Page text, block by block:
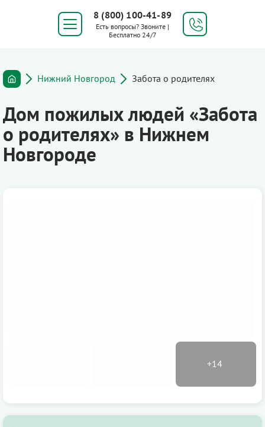
8 (800) 100-41-89
Есть вопросы? Звоните |
Бесплатно 24/7
Нижний Новгород Забота о родителях
Дом пожилых людей «Забота
о родителях» в Нижнем
Новгороде